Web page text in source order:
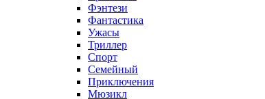
Фэнтези
Фантастика
Ужасы
Триллер
Спорт
Семейный
Приключения
Мюзикл